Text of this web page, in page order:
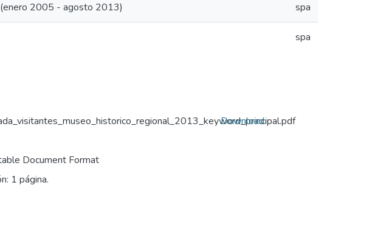
2005 - agosto 2013) spa
spa
Document Format
1 página.
Download